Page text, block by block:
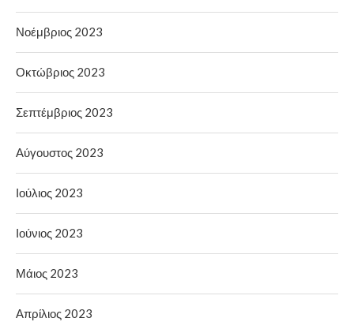
Νοέμβριος 2023
Οκτώβριος 2023
Σεπτέμβριος 2023
Αύγουστος 2023
Ιούλιος 2023
Ιούνιος 2023
Μάιος 2023
Απρίλιος 2023